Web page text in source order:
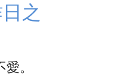
之
。